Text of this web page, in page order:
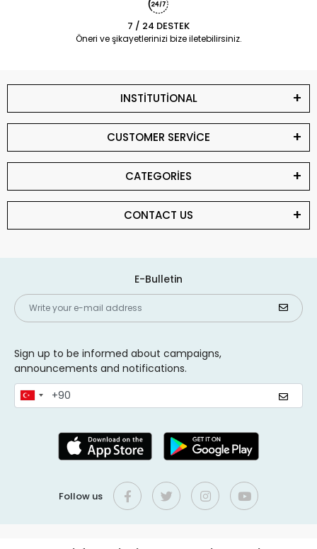
7 / 24 DESTEK
Öneri ve şikayetlerinizi bize iletebilirsiniz.
INSTİTUTİONAL
CUSTOMER SERVİCE
CATEGORİES
CONTACT US
E-Bulletin
Sign up to be informed about campaigns,
announcements and notifications.
Follow us